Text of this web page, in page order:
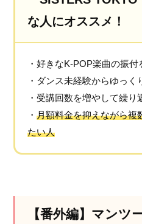
な人にオススメ！
・好きなK-POP楽曲の振付
・ダンス未経験からゆっく
・受講回数を増やして繰り
・月額料金を抑えながら複
たい人
【番外編】マンツ